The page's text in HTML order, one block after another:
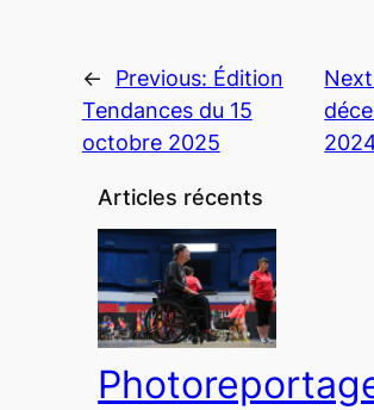
← Previous: Édition
Tendances du 15
octobre 2025
Articles récents